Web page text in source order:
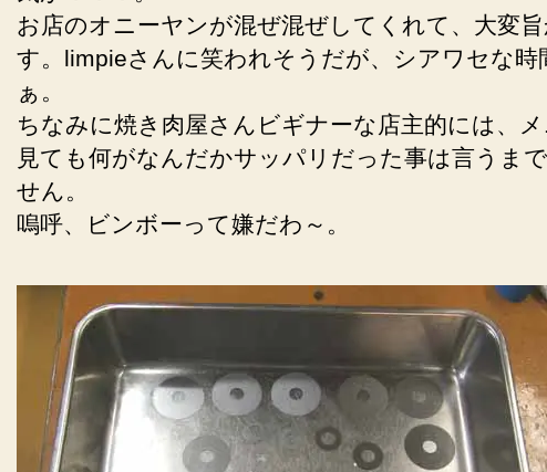
景
へ
の
お店のオニーヤンが混ぜ混ぜしてくれて、大変
す。limpieさんに笑われそうだが、シアワセな時
ぁ。
ちなみに焼き肉屋さんビギナーな店主的には、
見ても何がなんだかサッパリだった事は言うま
せん。
嗚呼、ビンボーって嫌だわ～。